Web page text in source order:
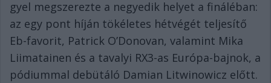
gyel megszerezte a negyedik helyet a fináléban:
az egy pont híján tökéletes hétvégét teljesítő
Eb-favorit, Patrick O’Donovan, valamint Mika
Liimatainen és a tavalyi RX3-as Európa-bajnok, a
pódiummal debütáló Damian Litwinowicz előtt.